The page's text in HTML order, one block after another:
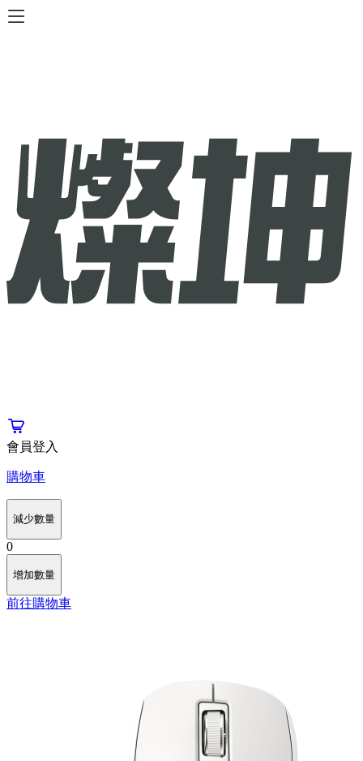
會員登入
購物車
減少數量
0
增加數量
前往購物車